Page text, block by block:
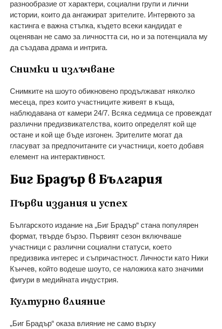
разнообразие от характери, социални групи и лични
истории, които да ангажират зрителите. Интервюто за
кастинга е важна стъпка, където всеки кандидат е
оценяван не само за личността си, но и за потенциала му
да създава драма и интрига.
Снимки и излъчване
Снимките на шоуто обикновено продължават няколко
месеца, през които участниците живеят в къща,
наблюдавана от камери 24/7. Всяка седмица се провеждат
различни предизвикателства, които определят кой ще
остане и кой ще бъде изгонен. Зрителите могат да
гласуват за предпочитаните си участници, което добавя
елемент на интерактивност.
Биг Брадър в България
Първи издания и успех
Българското издание на „Биг Брадър“ стана популярен
формат, твърде бързо. Първият сезон включваше
участници с различни социални статуси, което
предизвика интерес и съпричастност. Личности като Ники
Кънчев, който водеше шоуто, се наложиха като значими
фигури в медийната индустрия.
Културно влияние
„Биг Брадър“ оказа влияние не само върху